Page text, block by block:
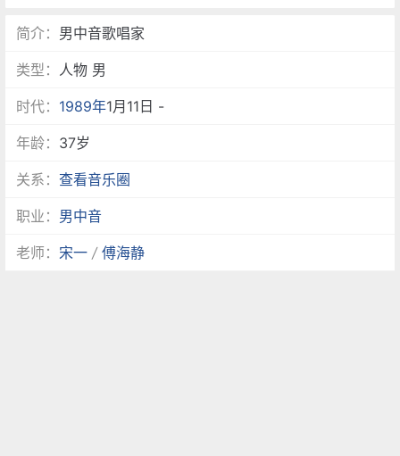
简介： 男中音歌唱家
类型： 人物 男
时代： 1989年1月11日 -
年龄： 37岁
关系：查看音乐圈
职业： 男中音
老师： 宋一 /傅海静